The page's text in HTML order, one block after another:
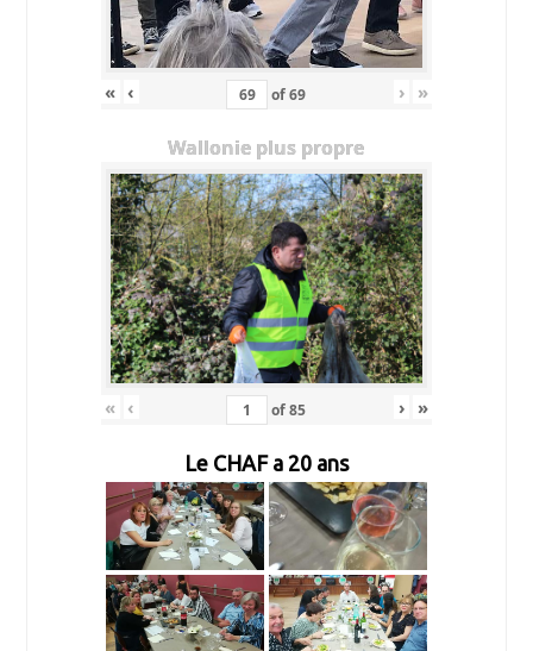
« ‹ of69 › »
Wallonie plus propre
« ‹ of85 › »
Le CHAF a 20 ans